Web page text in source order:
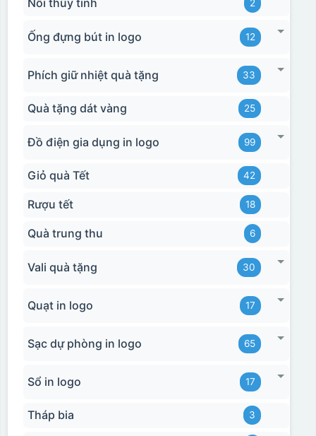
Nồi thủy tinh 2
Ống đựng bút in logo 12
Phích giữ nhiệt quà tặng 33
Quà tặng dát vàng 25
Đồ điện gia dụng in logo 99
Giỏ quà Tết 42
Rượu tết 18
Quà trung thu 6
Vali quà tặng 30
Quạt in logo 17
Sạc dự phòng in logo 65
Sổ in logo 17
Tháp bia 3